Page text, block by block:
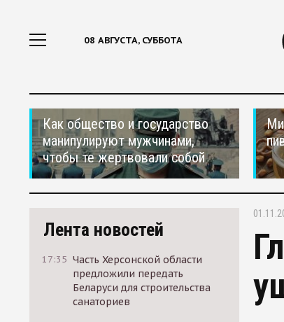
08 АВГУСТА, СУББОТА
Как общество и государство
манипулируют мужчинами,
чтобы те жертвовали собой
Лента новостей
17:35 Часть Херсонской области
предложили передать
Беларуси для строительства
санаториев